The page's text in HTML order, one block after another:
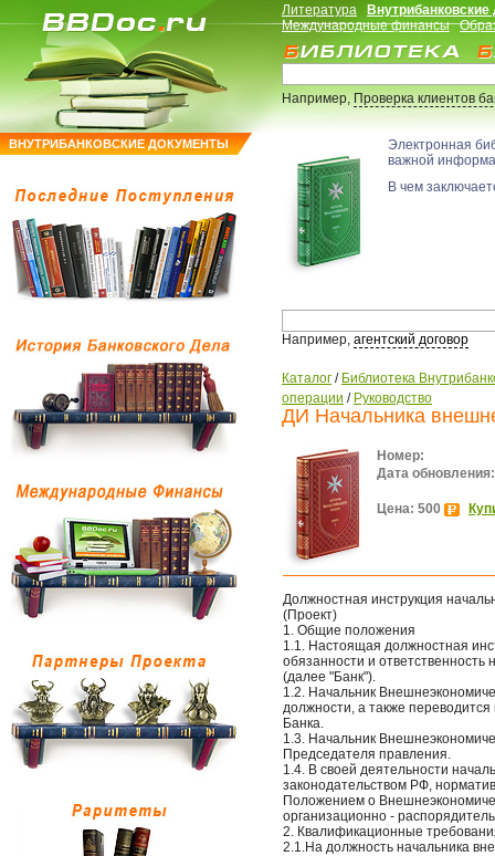
ВНУТРИБАНКОВСКИЕ ДОКУМЕНТЫ
Литература
Международные финансы
Например,Проверка клиентов
Электронная
важной
В чем
Например, агентский договор
Каталог / Библиотека
операции / Руководство
ДИ Начальника
Номер:
Дата обновления:
Цена: 500
Должностная инструкция
(Проект)
1. Общие положения
1.1. Настоящая должностная
обязанности и
(далее "Банк").
1.2. Начальник
должности, а также
Банка.
1.3. Начальник
Председателя правления.
1.4. В своей деятельности
законодательством РФ,
Положением о
организационно -
2. Квалификационные
2.1.На должность начальника